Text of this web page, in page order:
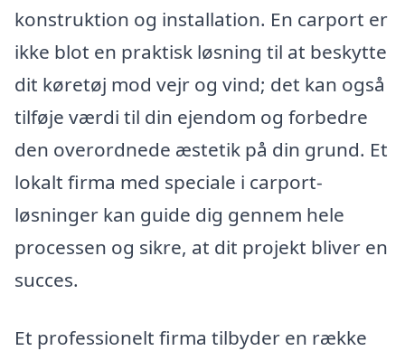
konstruktion og installation. En carport er
ikke blot en praktisk løsning til at beskytte
dit køretøj mod vejr og vind; det kan også
tilføje værdi til din ejendom og forbedre
den overordnede æstetik på din grund. Et
lokalt firma med speciale i carport-
løsninger kan guide dig gennem hele
processen og sikre, at dit projekt bliver en
succes.
Et professionelt firma tilbyder en række